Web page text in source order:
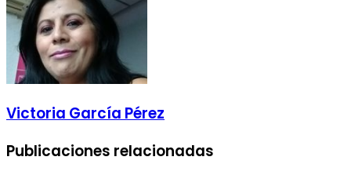
Victoria García Pérez
Publicaciones relacionadas